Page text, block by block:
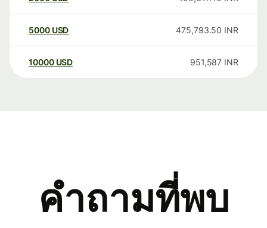
5000 USD 475,793.50 INR
10000 USD 951,587 INR
คำถามที่พบ